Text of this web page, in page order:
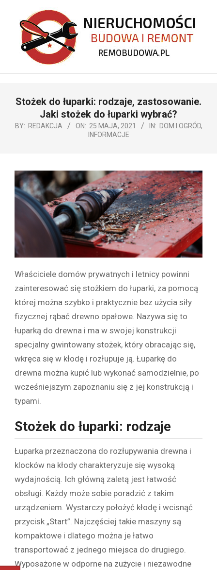
content
REMOBUDOWA.PL
NavigationStożek do łuparki: rodzaje, zastosowanie.
Jaki stożek do łuparki wybrać?
BY: REDAKCJA ON: 25 MAJA, 2021 IN: DOM I OGRÓD,
INFORMACJE
Właściciele domów prywatnych i letnicy powinni
zainteresować się stożkiem do łuparki, za pomocą
której można szybko i praktycznie bez użycia siły
fizycznej rąbać drewno opałowe. Nazywa się to
łuparką do drewna i ma w swojej konstrukcji
specjalny gwintowany stożek, który obracając się,
wkręca się w kłodę i rozłupuje ją. Łuparkę do
drewna można kupić lub wykonać samodzielnie, po
wcześniejszym zapoznaniu się z jej konstrukcją i
typami.
Stożek do łuparki: rodzaje
Łuparka przeznaczona do rozłupywania drewna i
klocków na kłody charakteryzuje się wysoką
wydajnością. Ich główną zaletą jest łatwość
obsługi. Każdy może sobie poradzić z takim
urządzeniem. Wystarczy położyć kłodę i wcisnąć
przycisk „Start”. Najczęściej takie maszyny są
kompaktowe i dlatego można je łatwo
transportować z jednego miejsca do drugiego.
Wyposażone w odporne na zużycie i niezawodne